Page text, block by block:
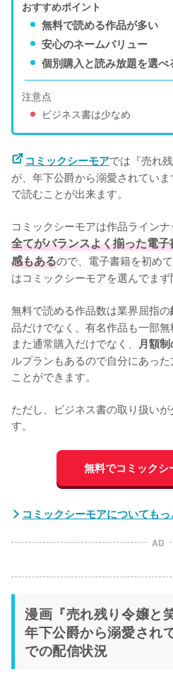
おすすめポイント
無料で読める作品が多い
安心のネームバリュー
個別購入と読み放題を選べ
注意点
ビジネス書は少なめ
コミックシーモアでは『売れ
が、年下公爵から溺愛されてい
で読むことが出来ます。
コミックシーモアは作品ライン
全てがバランスよく揃った電
感もあるので、電子書籍を初め
はコミックシーモアを選んでまず
無料で読める作品数は業界屈指の
品だけでなく、有名作品も一部無
また通常購入だけでなく、 月額
ルプランもあるので自分にあっ
ことができます。
ただし、ビジネス書の取り扱い
す。
無料でコミックシ
コミックシーモアについてもっ
AD
漫画『売れ残り令嬢と
年下公爵から溺愛され
での配信状況